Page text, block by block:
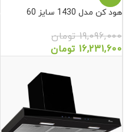
هود کن مدل 1430 سایز 60
19,096,000 تومان
16,231,600 تومان